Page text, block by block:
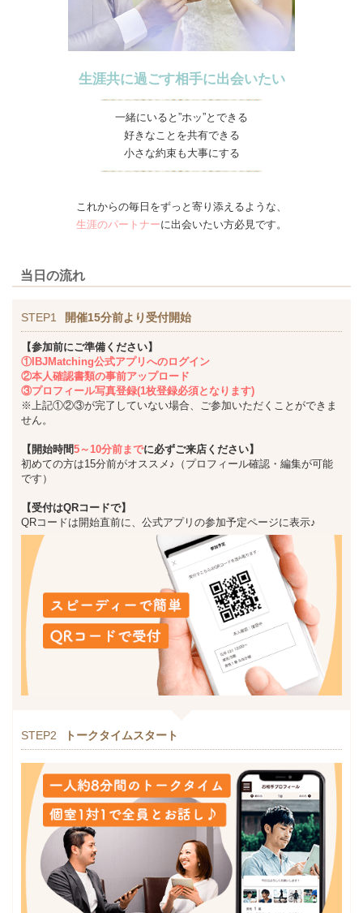
生涯共に過ごす相手に出会いたい
一緒にいると”ホッ”とできる
好きなことを共有できる
小さな約束も大事にする
これからの毎日をずっと寄り添えるような、
生涯のパートナーに出会いたい方必見です。
当日の流れ
STEP1 開催15分前より受付開始
【参加前にご準備ください】
①IBJMatching公式アプリへのログイン
②本人確認書類の事前アップロード
③プロフィール写真登録(1枚登録必須となります)
※上記①②③が完了していない場合、ご参加いただくことができま
せん。
【開始時間5～10分前までに必ずご来店ください】
初めての方は15分前がオススメ♪（プロフィール確認・編集が可能
です）
【受付はQRコードで】
QRコードは開始直前に、公式アプリの参加予定ページに表示♪
STEP2 トークタイムスタート